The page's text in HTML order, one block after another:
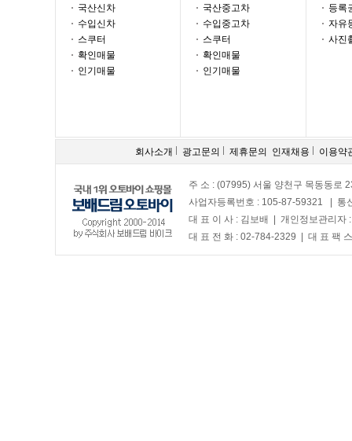
국산신차
수입신차
스쿠터
확인매물
인기매물
국산중고차
수입중고차
스쿠터
확인매물
인기매물
등록
자유
사진
회사소개 광고문의 제휴문의 인재채용 이용약
주 소 : (07995) 서울 양천구 목동동로
사업자등록번호 : 105-87-59321 | 통
대 표 이 사 : 김보배 | 개인정보관리자
대 표 전 화 : 02-784-2329 | 대 표 팩